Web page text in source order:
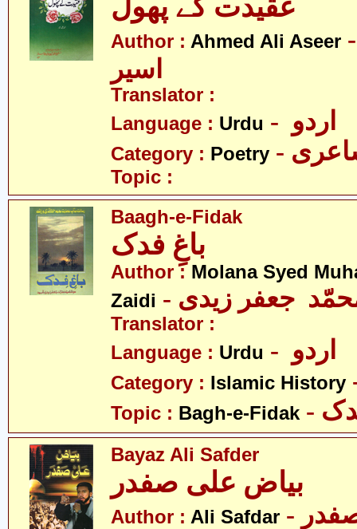
Author : Ahmed Ali Aseer
Translator :
Language : Urdu
Category : Poetry
Topic :
Baagh-e-Fidak
Author :Molana Syed
Zaidi
محمّد جعفر زیدی
Translator :
Language : Urdu
Category : Islamic History
Topic : Bagh-e-Fidak
Bayaz Ali Safder
Author : Ali Safdar